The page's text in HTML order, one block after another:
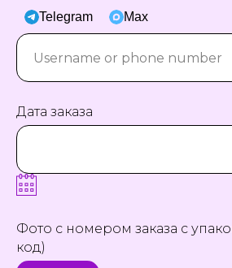
Telegram Max
Дата заказа
Фото с номером заказа с
код)